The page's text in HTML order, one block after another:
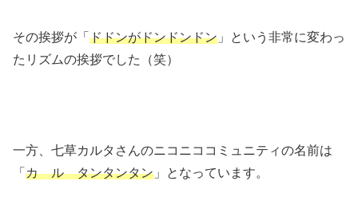
その挨拶が「 ドドンがドンドンドン 」という非常に変わっ
たリズムの挨拶でした（笑）
一方、七草カルタさんのニコニココミュニティの名前は
「 カ ル タンタンタン 」となっています。